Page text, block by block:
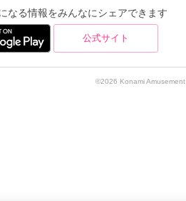
なる情報をみんなにシェアできます
公式サイト
©2026 Konami Amusement